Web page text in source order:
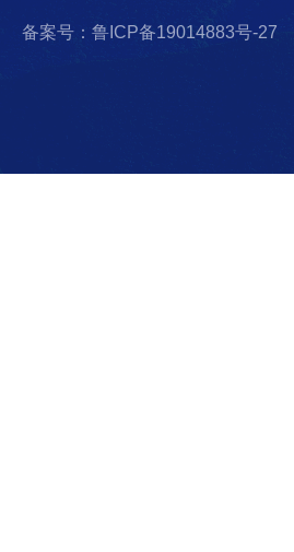
备案号：鲁ICP备19014883号-27